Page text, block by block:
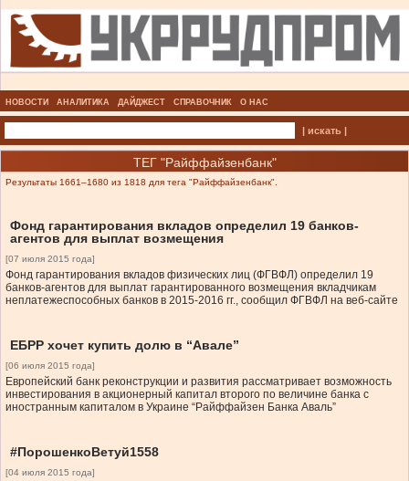
НОВОСТИ АНАЛИТИКА ДАЙДЖЕСТ СПРАВОЧНИК О НАС
| искать |
ТЕГ "Райффайзенбанк"
Результаты 1661–1680 из 1818 для тега "Райффайзенбанк".
Фонд гарантирования вкладов определил 19 банков-
агентов для выплат возмещения
[07 июля 2015 года]
Фонд гарантирования вкладов физических лиц (ФГВФЛ) определил 19
банков-агентов для выплат гарантированного возмещения вкладчикам
неплатежеспособных банков в 2015-2016 гг., сообщил ФГВФЛ на веб-сайте
ЕБРР хочет купить долю в “Авале”
[06 июля 2015 года]
Европейский банк реконструкции и развития рассматривает возможность
инвестирования в акционерный капитал второго по величине банка с
иностранным капиталом в Украине “Райффайзен Банка Аваль”
#ПорошенкоВетуй1558
[04 июля 2015 года]